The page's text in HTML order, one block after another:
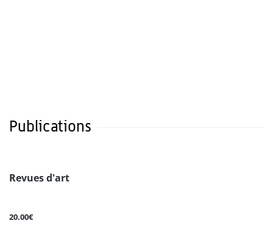
Publications
Revues d'art
20.00€